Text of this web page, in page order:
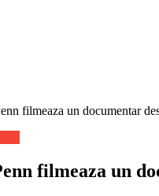
filmeaza un